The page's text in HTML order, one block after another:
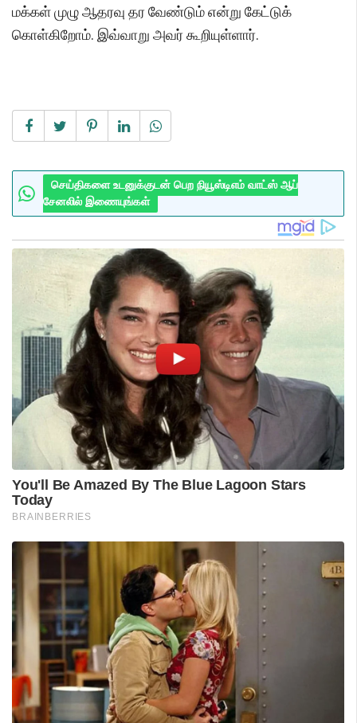
மக்கள் முழு ஆதரவு தர வேண்டும் என்று கேட்டுக்
கொள்கிறோம். இவ்வாறு அவர் கூறியுள்ளார்.
செய்திகளை உடனுக்குடன் பெற நியூஸ்டிஎம் வாட்ஸ் ஆப்
சேனலில் இணையுங்கள்